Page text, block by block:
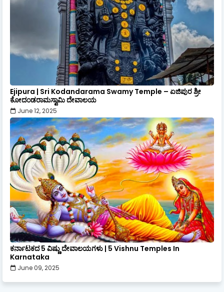
Ejipura | Sri Kodandarama Swamy Temple – ಏಜಿಪುರ ಶ್ರೀ
ಕೋದಂಡರಾಮಸ್ವಾಮಿ ದೇವಾಲಯ
June 12, 2025
ಕರ್ನಾಟಕದ 5 ವಿಷ್ಣು ದೇವಾಲಯಗಳು | 5 Vishnu Temples In
Karnataka
June 09, 2025